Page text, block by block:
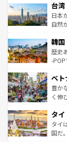
ならで
情報
れる
人々
ク、
ワイを、
はコ
リア
ク）
ど、
いる
ビン
い。
参照
台湾
日本
自然
ン）
と山
驚き
容に
照し
韓国
歴史
-
き、
でき
まで
リテ
覧を
ベト
豊か
く伸
急速
ーチ
醸し
タイ
タイ
国だ